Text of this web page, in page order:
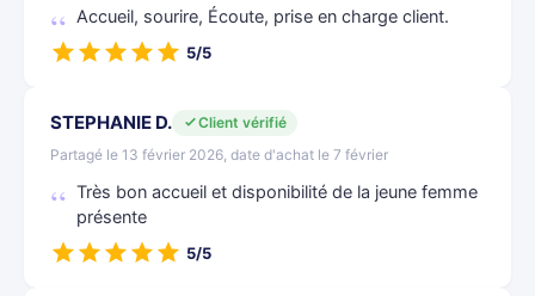
Accueil, sourire, Écoute, prise en charge client.
5/5
STEPHANIE D.
Client vérifié
Partagé le 13 février 2026, date d'achat le 7 février
Très bon accueil et disponibilité de la jeune femme
présente
5/5